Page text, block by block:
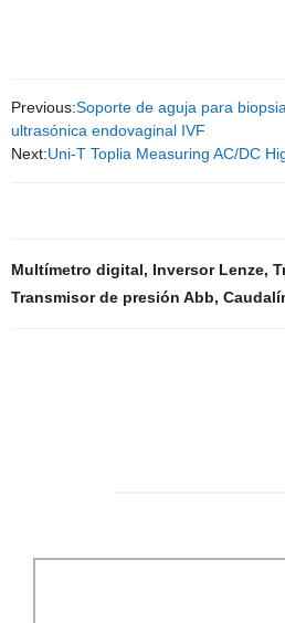
Previous:Soporte de aguja para
ultrasónica endovaginal IVF
Next:Uni-T Toplia Measuring AC/DC
Multímetro digital, Inversor Lenze,
Transmisor de presión Abb,